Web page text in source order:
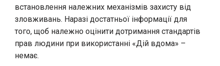
встановлення належних механізмів захисту від
зловживань. Наразі достатньої інформації для
того, щоб належно оцінити дотримання стандартів
прав людини при використанні «Дій вдома» –
немає.